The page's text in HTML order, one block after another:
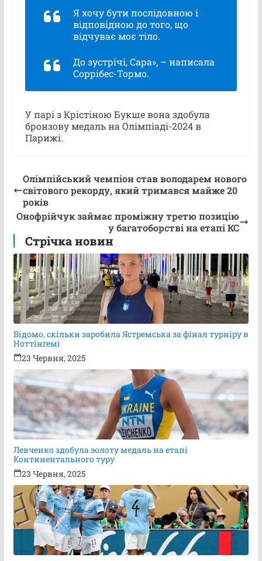
Я хочу бути послідовною і
відповідною до того, що
відчуває моє тіло.
До зустрічі, Сара», – написала
Соррібес-Тормо.
У парі з Крістіною Букше вона здобула
бронзову медаль на Олімпіаді-2024 в
Парижі.
Олімпійський чемпіон став володарем нового
світового рекорду, який тримався майже 20
років
Онофрійчук займає проміжну третю позицію
у багатоборстві на етапі КС
Стрічка новин
Відомо, скільки заробила Ястремська за фінал турніру в
Ноттінгемі
23 Червня, 2025
Левченко здобула золоту медаль на етапі
Континентального туру
23 Червня, 2025